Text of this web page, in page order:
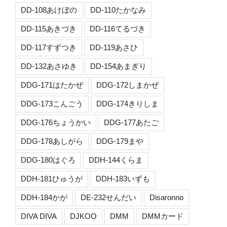
DD-108あけぼの DD-110たかなみ
DD-115あきづき DD-116てるづき
DD-117すずつき DD-119あさひ
DD-132あさゆき DD-154あまぎり
DDG-171はたかぜ DDG-172しまかぜ
DDG-173こんごう DDG-174きりしま
DDG-176ちょうかい DDG-177あたご
DDG-178あしがら DDG-179まや
DDG-180はぐろ DDH-144くらま
DDH-181ひゅうが DDH-183いずも
DDH-184かが DE-232せんだい Disaronno
DIVA DIVA DJKOO DMM DMMカード